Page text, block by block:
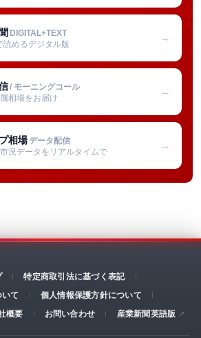
DIGITAL+TEXT
読めるデジタル版
→
/ モーニングコール
相場をお届け
→
相場 データ配信
況データをリアルタイムで
→
特定商取引法に基づく表記
て
個人情報保護方針について
概要 お問い合わせ 産業新聞英語版